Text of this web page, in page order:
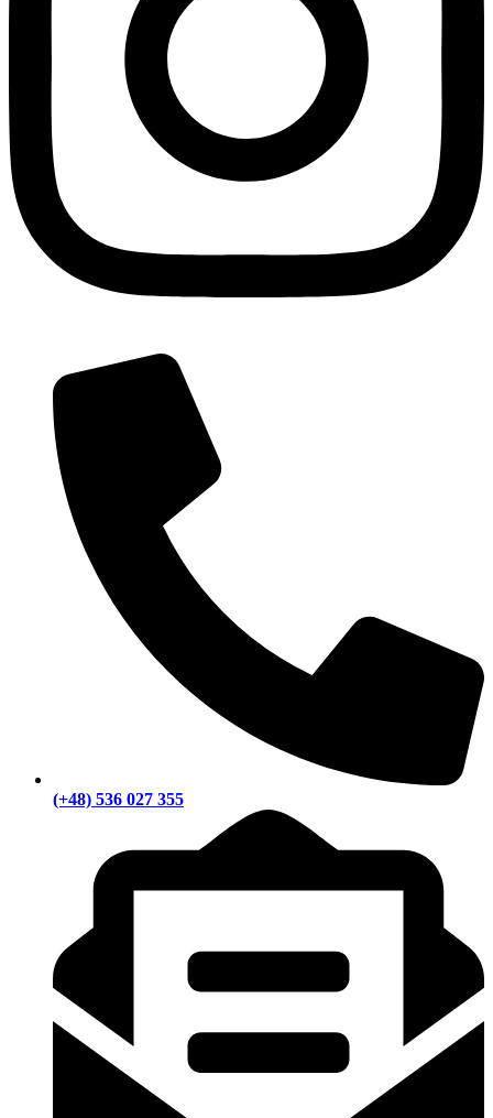
(+48) 536 027 355